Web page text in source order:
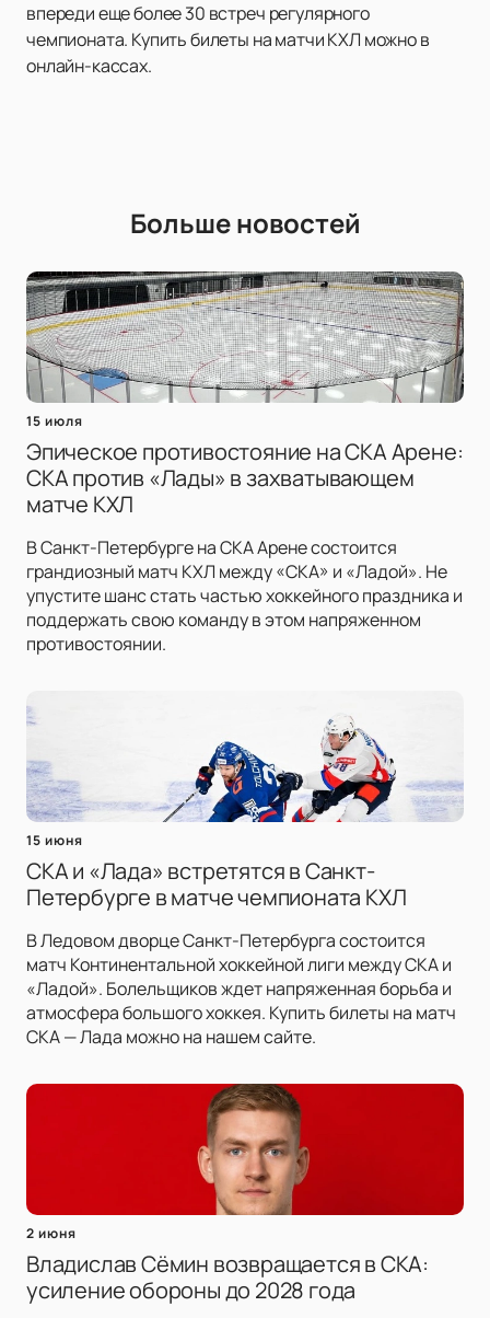
впереди еще более 30 встреч регулярного
чемпионата. Купить билеты на матчи КХЛ можно в
онлайн-кассах.
Больше новостей
15 июля
Эпическое противостояние на СКА Арене:
СКА против «Лады» в захватывающем
матче КХЛ
В Санкт-Петербурге на СКА Арене состоится
грандиозный матч КХЛ между «СКА» и «Ладой». Не
упустите шанс стать частью хоккейного праздника и
поддержать свою команду в этом напряженном
противостоянии.
15 июня
СКА и «Лада» встретятся в Санкт-
Петербурге в матче чемпионата КХЛ
В Ледовом дворце Санкт-Петербурга состоится
матч Континентальной хоккейной лиги между СКА и
«Ладой». Болельщиков ждет напряженная борьба и
атмосфера большого хоккея. Купить билеты на матч
СКА — Лада можно на нашем сайте.
2 июня
Владислав Сёмин возвращается в СКА:
усиление обороны до 2028 года